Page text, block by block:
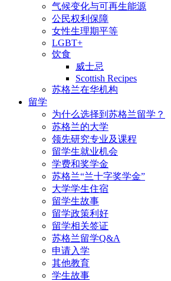
气候变化与可再生能源
公民权利保障
女性生理期平等
LGBT+
饮食
威士忌
Scottish Recipes
苏格兰在华机构
留学
为什么选择到苏格兰留学？
苏格兰的大学
领先研究专业及课程
留学生就业机会
学费和奖学金
苏格兰“兰十字奖学金”
大学学生住宿
留学生故事
留学政策利好
留学相关签证
苏格兰留学Q&A
申请入学
其他教育
学生故事